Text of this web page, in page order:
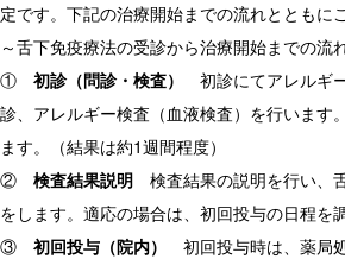
定です。下記の治療開始までの流れとともに
～舌下免疫療法の受診から治療開始までの流
① 初診（問診・検査）
初診にてアレルギ
診、アレルギー検査（血液検査）を行います
ます。（結果は約1週間程度）
② 検査結果説明 検査結果の説明を行い、
をします。適応の場合は、初回投与の日程を
③ 初回投与（院内）
初回投与時は、薬局